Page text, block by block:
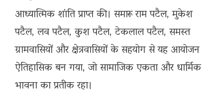
आध्यात्मिक शांति प्राप्त की। समारू राम पटैल, मुकेश
पटैल, लव पटैल, कुश पटैल, टेकलाल पटैल, समस्त
ग्रामवासियों और क्षेत्रवासियों के सहयोग से यह आयोजन
ऐतिहासिक बन गया, जो सामाजिक एकता और धार्मिक
भावना का प्रतीक रहा।